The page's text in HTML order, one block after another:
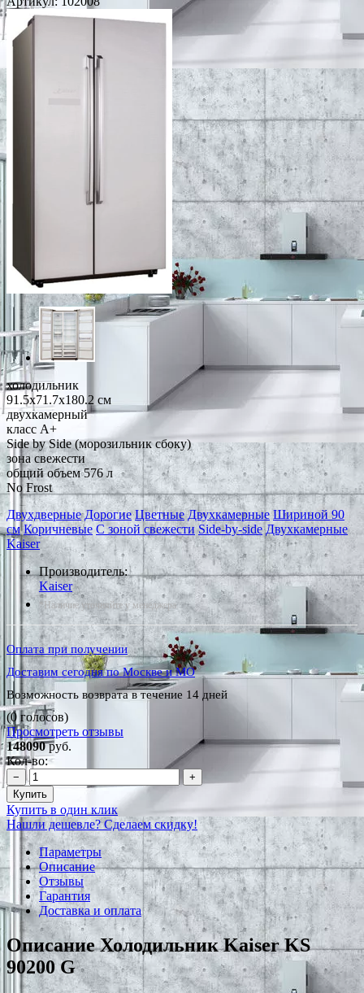
холодильник
91.5x71.7x180.2 см
двухкамерный
класс A+
Side by Side (морозильник сбоку)
зона свежести
общий объем 576 л
No Frost
Двухдверные Дорогие Цветные Двухкамерные Шириной 90
см Коричневые С зоной свежести Side-by-side Двухкамерные
Kaiser
Производитель:
Kaiser
*Наличие уточняйте у менеджера
Оплата при получении
Доставим сегодня по Москве и МО
Возможность возврата в течение 14 дней
(0 голосов)
Просмотреть отзывы
148090руб.
Кол-во:
−
+
Купить
Купить в один клик
Нашли дешевле? Сделаем скидку!
Параметры
Описание
Отзывы
Гарантия
Доставка и оплата
Описание Холодильник Kaiser KS
90200 G